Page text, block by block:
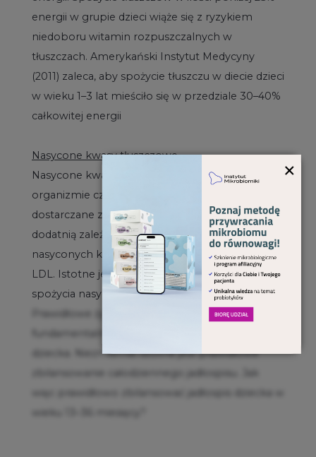
energii w grupie dzieci wiąże się z ryzykiem
niedoboru witamin rozpuszczalnych w
tłuszczach. Amerykański Instytut Medycyny
(2011) zaleca, aby spożycie tłuszczu w diecie dzieci
w wieku 1–3 lat mieściło się w przedziale 30–40%
całkowitej energii
Nasycone kwasy tłuszczowe
Nasycone kwasy tłuszczowe są syntetyzowane w
organizmie człowieka, nie muszą być więc
dostarczane z żywnością. Badania wykazują
dodatnią zależność między spożyciem
nasyconych kwasów tłuszczowych i stężeniem
LDL. Istotne jest, aby dążyć do jak najniższego
spożycia nasyconych kwasów tłuszczowych.
dziecka. Niezmiernie istotne jest prawidłowe
×